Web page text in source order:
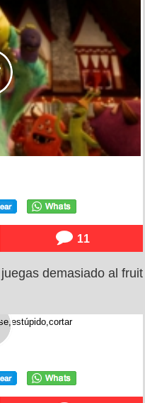
11
demasiado al fruit